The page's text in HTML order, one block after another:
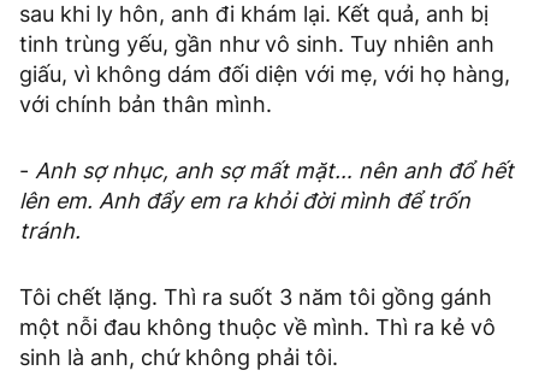
sau khi ly hôn, anh đi khám lại. Kết quả, anh bị
tinh trùng yếu, gần như vô sinh. Tuy nhiên anh
giấu, vì không dám đối diện với mẹ, với họ hàng,
với chính bản thân mình.
- Anh sợ nhục, anh sợ mất mặt… nên anh đổ hết
lên em. Anh đẩy em ra khỏi đời mình để trốn
tránh.
Tôi chết lặng. Thì ra suốt 3 năm tôi gồng gánh
một nỗi đau không thuộc về mình. Thì ra kẻ vô
sinh là anh, chứ không phải tôi.